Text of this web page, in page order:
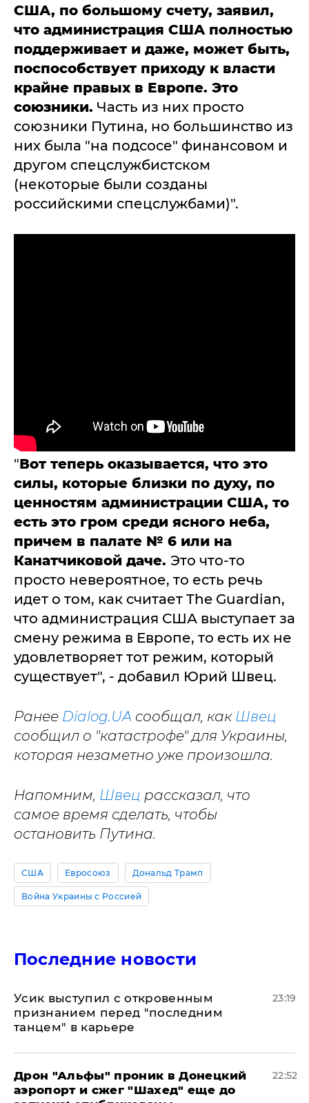
США, по большому счету, заявил,
что администрация США полностью
поддерживает и даже, может быть,
поспособствует приходу к власти
крайне правых в Европе. Это
союзники. Часть из них просто
союзники Путина, но большинство из
них была "на подсосе" финансовом и
другом спецслужбистском
(некоторые были созданы
российскими спецслужбами)".
"Вот теперь оказывается, что это
силы, которые близки по духу, по
ценностям администрации США, то
есть это гром среди ясного неба,
причем в палате № 6 или на
Канатчиковой даче. Это что-то
просто невероятное, то есть речь
идет о том, как считает The Guardian,
что администрация США выступает за
смену режима в Европе, то есть их не
удовлетворяет тот режим, который
существует", - добавил Юрий Швец.
Ранее Dialog.UA сообщал, как Швец
сообщил о "катастрофе" для Украины,
которая незаметно уже произошла.
Напомним, Швец рассказал, что
самое время сделать, чтобы
остановить Путина.
США Евросоюз Дональд Трамп
Война Украины с Россией
Последние новости
Усик выступил с откровенным
признанием перед "последним
танцем" в карьере
23:19
Дрон "Альфы" проник в Донецкий
аэропорт и сжег "Шахед" еще до
22:52